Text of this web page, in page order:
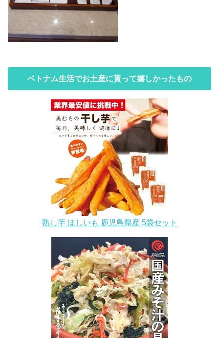
ベトナム生活でお土産に貰って嬉しかったもの
熟し芋 ほしいも 鹿児島県産 5袋セット